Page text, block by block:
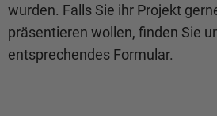
wurden. Falls Sie ihr Projekt
präsentieren wollen, finden Sie
entsprechendes Formular.